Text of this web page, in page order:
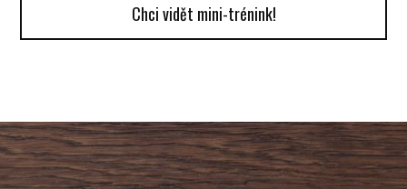
Chci vidět mini-trénink!